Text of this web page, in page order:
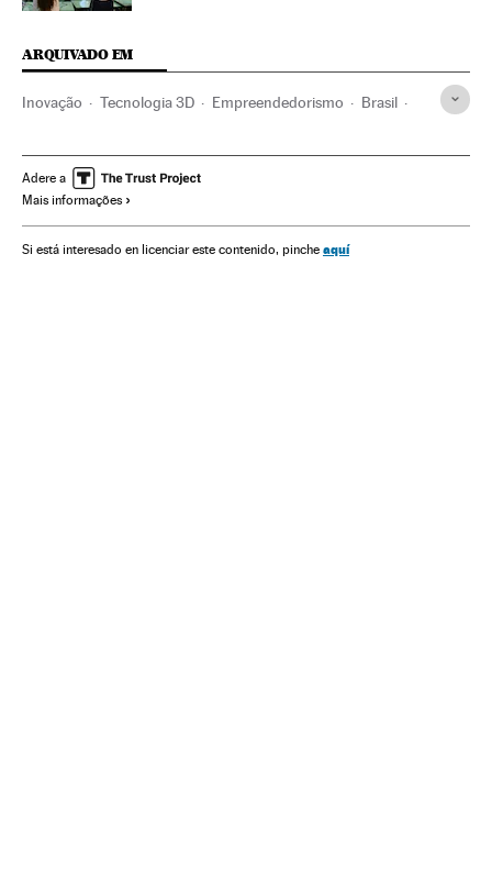
ARQUIVADO EM
Inovação Tecnologia 3D Empreendedorismo Brasil
Inovações na Educação
Adere a
Mais informações
Si está interesado en licenciar este contenido, pinche aquí